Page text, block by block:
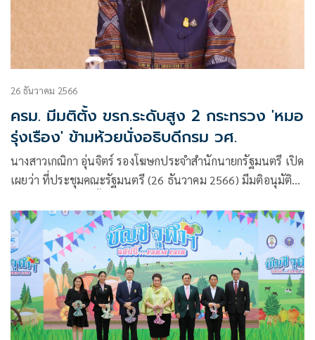
26 ธันวาคม 2566
ครม. มีมติตั้ง ขรก.ระดับสูง 2 กระทรวง 'หมอ
รุ่งเรือง' ข้ามห้วยนั่งอธิบดีกรม วศ.
นางสาวเกณิกา อุ่นจิตร์ รองโฆษกประจำสำนักนายกรัฐมนตรี เปิด
เผยว่า ที่ประชุมคณะรัฐมนตรี (26 ธันวาคม 2566) มีมติอนุมัติ
วิทยาศาสตร์ วิจัยและนวัตกรรม และกระทรวงเกษตรและ
สหกรณ์ เสนอ ดังนี้